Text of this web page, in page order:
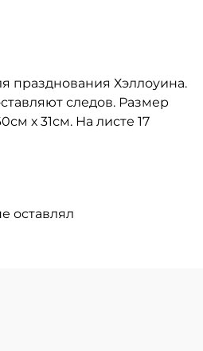
празднования Хэллоуина.
следов. Размер
х 31см. На листе 17
оставлял